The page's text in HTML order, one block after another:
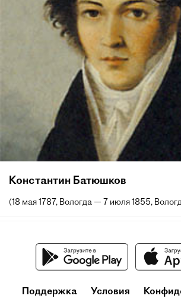
Константин Батюшков
(18 мая 1787, Вологда — 7 июля 1855,
Поддержка Условия